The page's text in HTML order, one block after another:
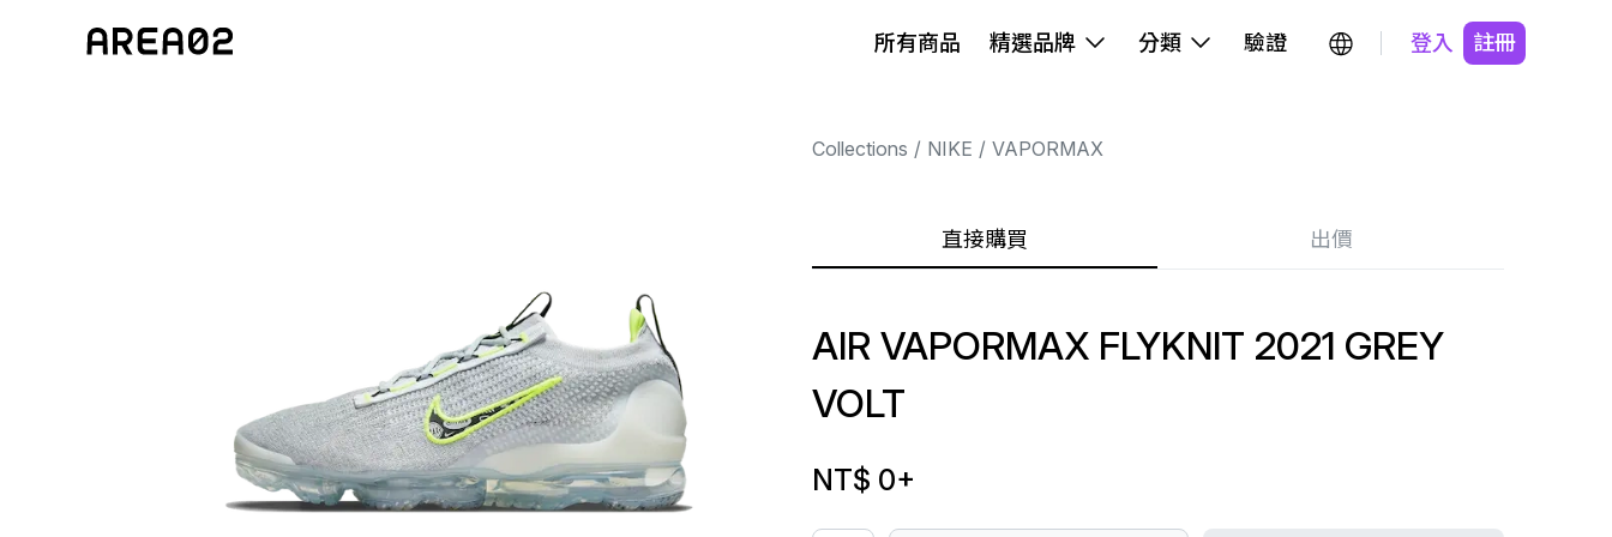
所有商品 精選品牌 分類 驗證 登入 註冊
Collections NIKE VAPORMAX
直接購買 出價
AIR VAPORMAX FLYKNIT 2021 GREY
VOLT
NT$ 0+